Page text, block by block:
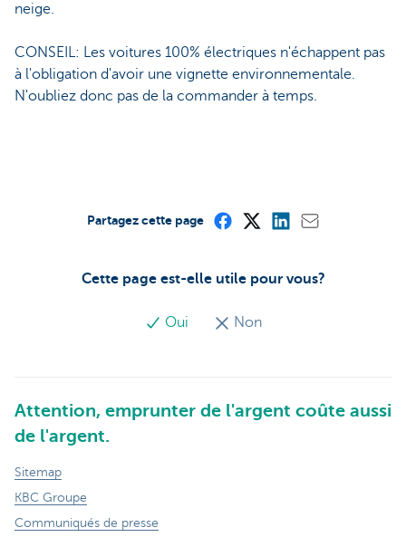
neige.
CONSEIL: Les voitures 100% électriques n'échappent pas
à l'obligation d'avoir une vignette environnementale.
N'oubliez donc pas de la commander à temps.
Cette page est-elle utile pour vous?
Oui Non
Partagez cette page
Attention, emprunter de l'argent coûte aussi
de l'argent.
Sitemap
KBC Groupe
Communiqués de presse